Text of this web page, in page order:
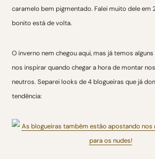
caramelo bem pigmentado. Falei muito dele em
bonito está de volta.
O inverno nem chegou aqui, mas já temos
nos inspirar quando chegar a hora de montar
neutros. Separei looks de 4 blogueiras que já
tendência: